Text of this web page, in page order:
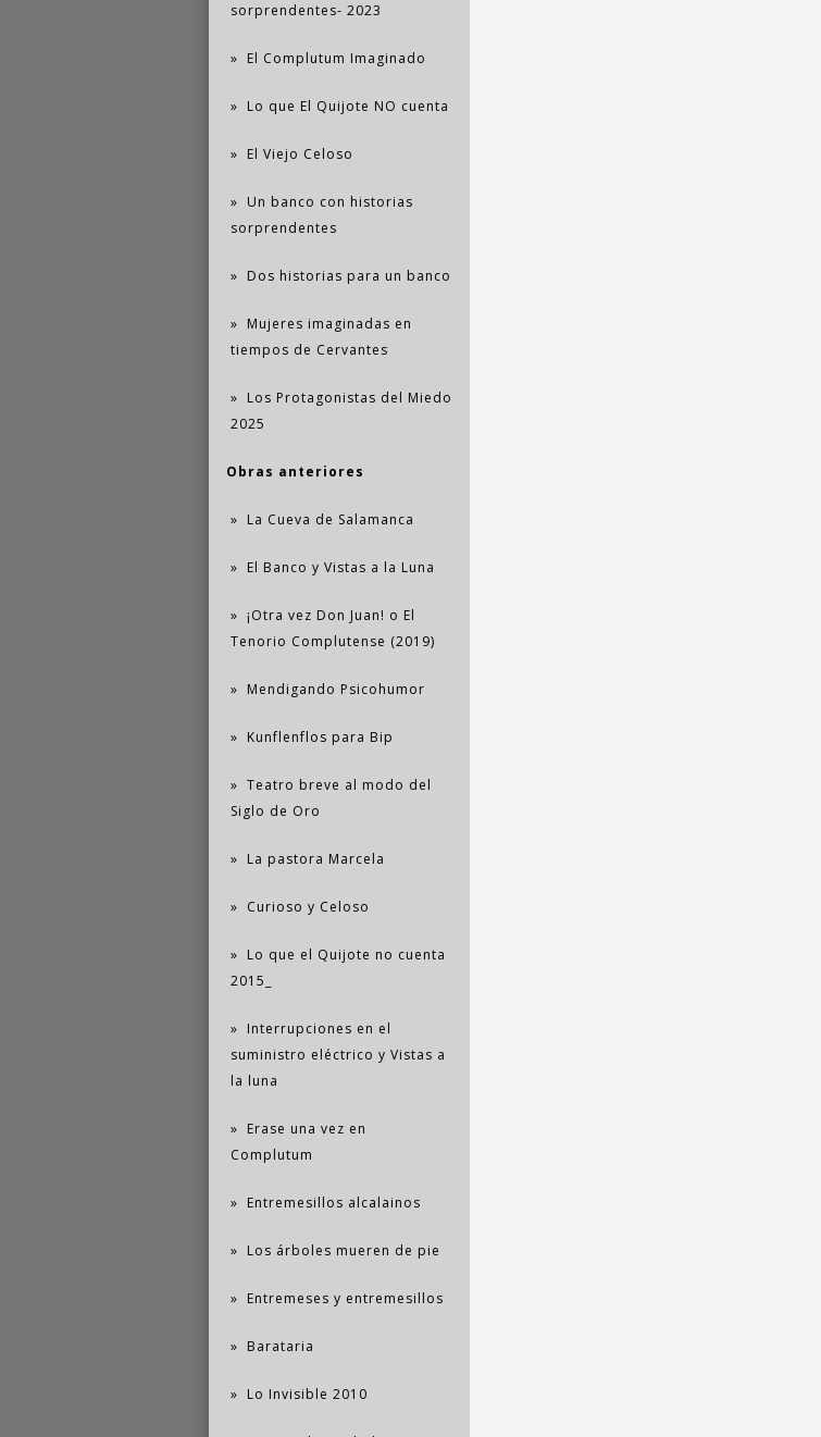
sorprendentes- 2023
El Complutum Imaginado
Lo que El Quijote NO cuenta
El Viejo Celoso
Un banco con historias
sorprendentes
Dos historias para un banco
Mujeres imaginadas en
tiempos de Cervantes
Los Protagonistas del Miedo
2025
Obras anteriores
La Cueva de Salamanca
El Banco y Vistas a la Luna
¡Otra vez Don Juan! o El
Tenorio Complutense (2019)
Mendigando Psicohumor
Kunflenflos para Bip
Teatro breve al modo del
Siglo de Oro
La pastora Marcela
Curioso y Celoso
Lo que el Quijote no cuenta
2015_
Interrupciones en el
suministro eléctrico y Vistas a
la luna
Erase una vez en
Complutum
Entremesillos alcalainos
Los árboles mueren de pie
Entremeses y entremesillos
Barataria
Lo Invisible 2010